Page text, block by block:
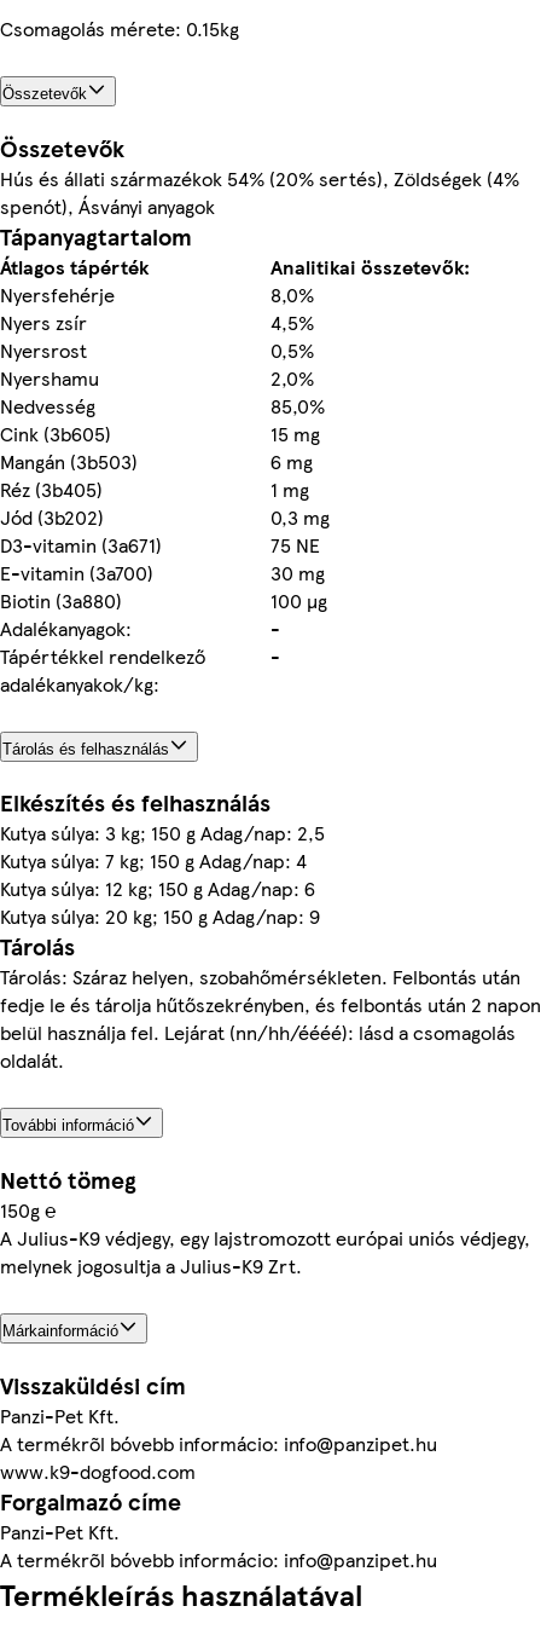
Csomagolás mérete: 0.15kg
Összetevők
Összetevők
Hús és állati származékok 54% (20% sertés), Zöldségek (4%
spenót), Ásványi anyagok
Tápanyagtartalom
Átlagos tápérték
Analitikai összetevők:
Nyersfehérje
8,0%
Nyers zsír
4,5%
Nyersrost
0,5%
Nyershamu
2,0%
Nedvesség
85,0%
Cink (3b605)
15 mg
Mangán (3b503)
6 mg
Réz (3b405)
1 mg
Jód (3b202)
0,3 mg
D3-vitamin (3a671)
75 NE
E-vitamin (3a700)
30 mg
Biotin (3a880)
100 µg
Adalékanyagok:
-
Tápértékkel rendelkező
adalékanyakok/kg:
-
Tárolás és felhasználás
Elkészítés és felhasználás
Kutya súlya: 3 kg; 150 g Adag/nap: 2,5
Kutya súlya: 7 kg; 150 g Adag/nap: 4
Kutya súlya: 12 kg; 150 g Adag/nap: 6
Kutya súlya: 20 kg; 150 g Adag/nap: 9
Tárolás
Tárolás: Száraz helyen, szobahőmérsékleten. Felbontás után
fedje le és tárolja hűtőszekrényben, és felbontás után 2 napon
belül használja fel. Lejárat (nn/hh/éééé): lásd a csomagolás
oldalát.
További információ
Nettó tömeg
150g ℮
A Julius-K9 védjegy, egy lajstromozott európai uniós védjegy,
melynek jogosultja a Julius-K9 Zrt.
Márkainformáció
Visszaküldési cím
Panzi-Pet Kft.
A termékrõl bóvebb informácio: info@panzipet.hu
www.k9-dogfood.com
Forgalmazó címe
Panzi-Pet Kft.
A termékrõl bóvebb informácio: info@panzipet.hu
Termékleírás használatával